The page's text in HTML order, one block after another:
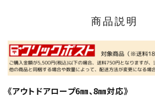
商品説明
《アウトドアロープ6㎜、8㎜対応》